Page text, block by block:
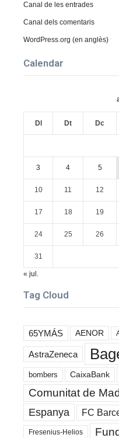
Canal de les entrades
Canal dels comentaris
WordPress.org (en anglès)
Calendar
Dl Dt Dc
3 4 5
10 11 12
17 18 19
24 25 26
31
« jul.
Tag Cloud
65YMÁS AENOR
AstraZeneca
bombers CaixaBank
Comunitat de
Espanya FC
Fresenius-Helios